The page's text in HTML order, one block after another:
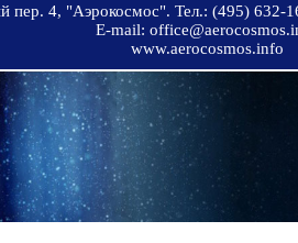
пер. 4, "Аэрокосмос". Тел.: (495)
E-mail:
www.aerocosmos.info